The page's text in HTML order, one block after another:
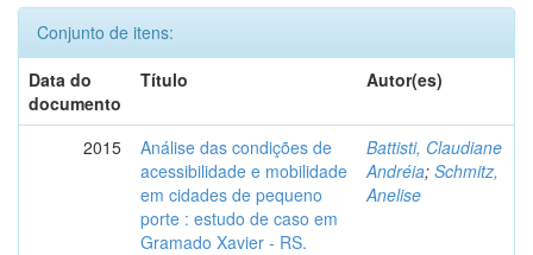
Conjunto de itens:
Data do
documento
Título Autor(es)
2015
Análise das condições de
acessibilidade e mobilidade
em cidades de pequeno
porte : estudo de caso em
Gramado Xavier - RS.
Battisti, Claudiane
Andréia; Schmitz,
Anelise